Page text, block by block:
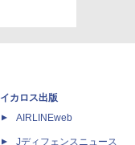
イカロス出版
AIRLINEweb
Jディフェンスニュース